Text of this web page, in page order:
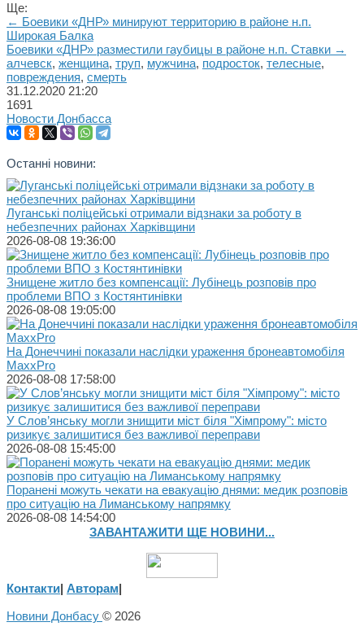
Ще:
← Боевики «ДНР» минируют территорию в районе н.п.
Широкая Балка
Боевики «ДНР» разместили гаубицы в районе н.п. Ставки →
алчевск, женщина, труп, мужчина, подросток, телесные,
повреждения, смерть
31.12.2020 21:20
1691
Новости Донбасса
Останні новини:
Луганські поліцейські отримали відзнаки за роботу в
небезпечних районах Харківщини
2026-08-08 19:36:00
Знищене житло без компенсації: Лубінець розповів про
проблеми ВПО з Костянтинівки
2026-08-08 19:05:00
На Донеччині показали наслідки ураження бронеавтомобіля
MaxxPro
2026-08-08 17:58:00
У Слов’янську могли знищити міст біля "Хімпрому": місто
ризикує залишитися без важливої переправи
2026-08-08 15:45:00
Поранені можуть чекати на евакуацію днями: медик розповів
про ситуацію на Лиманському напрямку
2026-08-08 14:54:00
ЗАВАНТАЖИТИ ЩЕ НОВИНИ...
Контакти| Авторам|
Новини Донбасу © 2026